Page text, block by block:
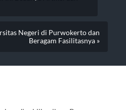
Negeri di Purwokerto dan
Beragam Fasilitasnya »